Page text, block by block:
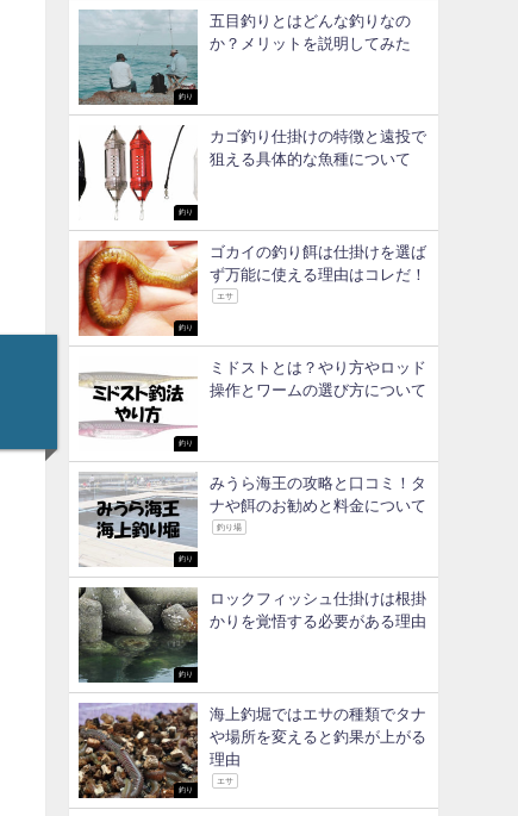
釣り
五目釣りとはどんな釣りなの
か？メリットを説明してみた
釣り
カゴ釣り仕掛けの特徴と遠投で
狙える具体的な魚種について
釣り
ゴカイの釣り餌は仕掛けを選ば
ず万能に使える理由はコレだ！
エサ
釣り
ミドストとは？やり方やロッド
操作とワームの選び方について
釣り
みうら海王の攻略と口コミ！タ
ナや餌のお勧めと料金について
釣り場
釣り
ロックフィッシュ仕掛けは根掛
かりを覚悟する必要がある理由
釣り
海上釣堀ではエサの種類でタナ
や場所を変えると釣果が上がる
理由
エサ